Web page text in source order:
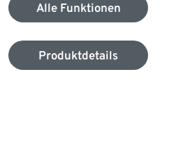
Alle Funktionen
Produktdetails